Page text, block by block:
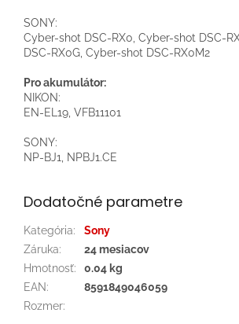
SONY:
Cyber-shot DSC-RX0, Cyber-shot DSC-
DSC-RX0G, Cyber-shot DSC-RX0M2
Pro akumulátor:
NIKON:
EN-EL19, VFB11101
SONY:
NP-BJ1, NPBJ1.CE
Dodatočné parametre
Kategória:
Sony
Záruka:
24 mesiacov
Hmotnosť:
0.04 kg
EAN:
8591849046059
Rozmer: